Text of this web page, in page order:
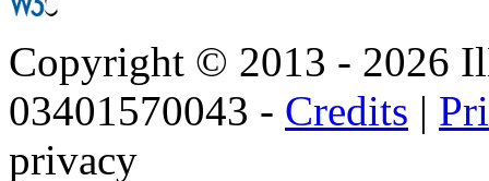
Copyright © 2013 - 2026
03401570043 - Credits |
privacy